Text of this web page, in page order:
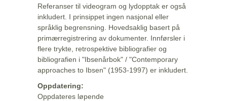
Referanser til videogram og lydopptak er også
inkludert. I prinsippet ingen nasjonal eller
språklig begrensning. Hovedsaklig basert på
primærregistrering av dokumenter. Innførsler i
flere trykte, retrospektive bibliografier og
bibliografien i "Ibsenårbok" / "Contemporary
approaches to Ibsen" (1953-1997) er inkludert.
Oppdatering:
Oppdateres løpende